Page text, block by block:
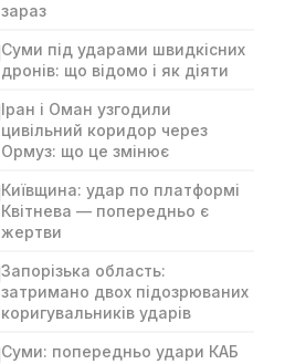
зараз
Суми під ударами швидкісних
дронів: що відомо і як діяти
Іран і Оман узгодили
цивільний коридор через
Ормуз: що це змінює
Київщина: удар по платформі
Квітнева — попередньо є
жертви
Запорізька область:
затримано двох підозрюваних
коригувальників ударів
Суми: попередньо удари КАБ